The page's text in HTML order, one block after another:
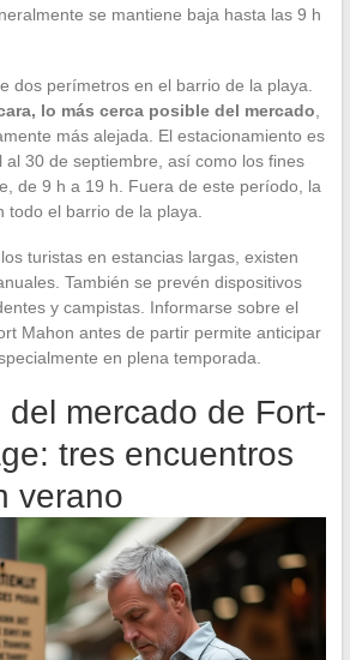
se mantiene baja hasta las 9 h
dos perímetros en el barrio de la playa.
lo más cerca posible del mercado
más alejada. El estacionamiento es
al 30 de septiembre, así como los fines
de 9 h a 19 h. Fuera de este período, la
todo el barrio de la playa.
turistas en estancias largas, existen
También se prevén dispositivos
y campistas. Informarse sobre el
Mahon antes de partir permite anticipar
en plena temporada.
del mercado de Fort-
tres encuentros
verano